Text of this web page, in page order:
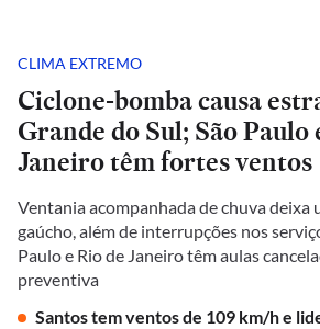
CLIMA EXTREMO
Ciclone-bomba causa
Grande do Sul; São Paulo
Janeiro têm fortes ventos
Ventania acompanhada de chuva
gaúcho, além de interrupções nos
Paulo e Rio de Janeiro têm aulas
preventiva
Santos tem ventos de 109 km/h e